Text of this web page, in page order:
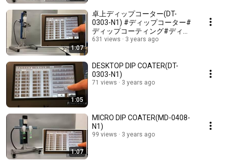
1:07
卓上ディップコーター(DT-
0303-N1) #ディップコーター#
ディップコーティング#ディッ
プ#受託コート#UVハードコー
631 views 3 years ago
1:05
DESKTOP DIP COATER(DT-
0303-N1)
71 views 3 years ago
1:07
MICRO DIP COATER(MD-0408-
N1)
99 views 3 years ago